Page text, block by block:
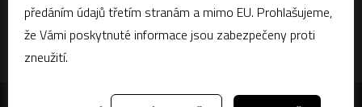
Zápis dle § 13a obchodního zákoníku:Krajský soud v Brně, oddíl C,
vložka 58796
předáním údajů třetím stranám a mimo EU. Prohlašujeme,
že Vámi poskytnuté informace jsou zabezpečeny proti
zneužití.